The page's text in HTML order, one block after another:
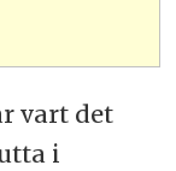
vart det
i